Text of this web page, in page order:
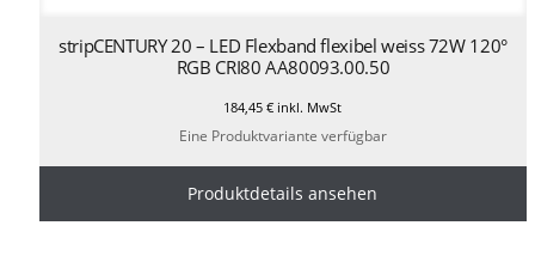
stripCENTURY 20 – LED Flexband flexibel weiss 72W 120°
RGB CRI80 AA80093.00.50
184,45€ inkl. MwSt
Eine Produktvariante verfügbar
Produktdetails ansehen